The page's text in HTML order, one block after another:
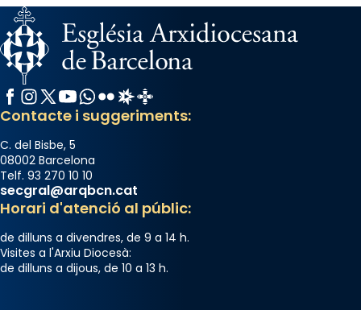
Arquebisbat de Barcelona
2 weeks ago
Memòria de les santes Juliana i
Semproniana, verges i màrtirs.
Acompanyant la història de sant Cugat, a
partir de l’Edat Mitjana sorgeix la tradició
que les santes Juliana (“relatiu a Júlia”) i
Semproniana (“relatiu a Semprònia =
eterna”) són deixebles seves. I l’any 1667, el
frare Joan Gaspar Roig, afirma en una obra
que les santes són filles de l’antiga Iluro.
Mataró en reivindicarà les relíquies fins que
Facebook
Instagram
X / Twitter
YouTube
WhatsApp
FlickrRadio Estel
Catalunya Cristiana
Contacte i suggeriments:
C. del Bisbe, 5
08002 Barcelona
Telf. 93 270 10 10
secgral@arqbcn.cat
Horari d'atenció al públic:
de dilluns a divendres, de 9 a 14 h.
Visites a l'Arxiu Diocesà:
de dilluns a dijous, de 10 a 13 h.